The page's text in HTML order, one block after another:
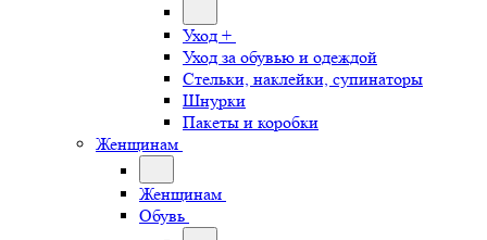
Уход +
Уход за обувью и одеждой
Стельки, наклейки, супинаторы
Шнурки
Пакеты и коробки
Женщинам
Женщинам
Обувь